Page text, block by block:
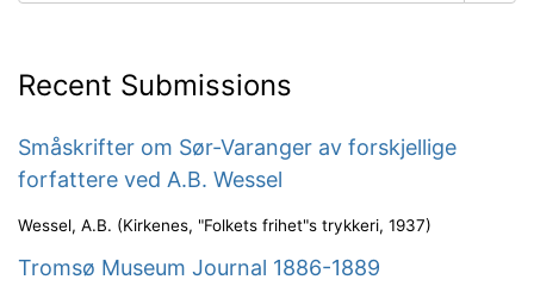
Recent Submissions
Småskrifter om Sør-Varanger av forskjellige
forfattere ved A.B. Wessel
Wessel, A.B. (Kirkenes, "Folkets frihet"s trykkeri, 1937)
Tromsø Museum Journal 1886-1889